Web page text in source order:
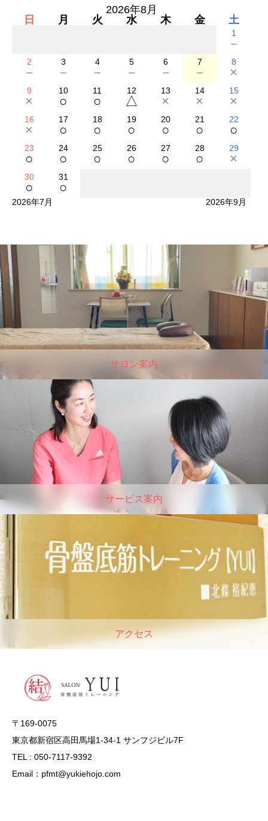
2026年8月
日
月 火 水 木 金 土
1
－
2
－
3
－
4
－
5
－
6
－
7
－
8
×
9
×
10
○
11
○
12
△
13
×
14
×
15
×
16
×
17
○
18
○
19
○
20
○
21
○
22
○
23
○
24
○
25
○
26
○
27
○
28
○
29
×
30
○
31
○
2026年7月 2026年9月
サロン案内
サービス案内
アクセス
〒169-0075
東京都新宿区高田馬場1-34-1 サンフジビル7F
TEL : 050-7117-9392
Email：pfmt@yukiehojo.com